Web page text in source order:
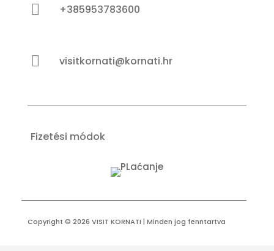
 +385953783600
 visitkornati@kornati.hr
Fizetési módok
Copyright © 2026 VISIT KORNATI | Minden jog fenntartva